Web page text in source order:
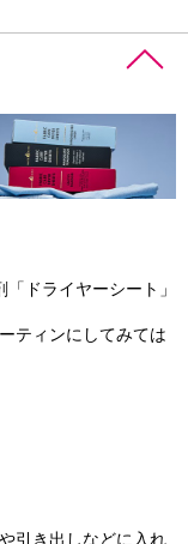
ドライヤーシート」
ティンにしてみては
引き出しなどに入れ